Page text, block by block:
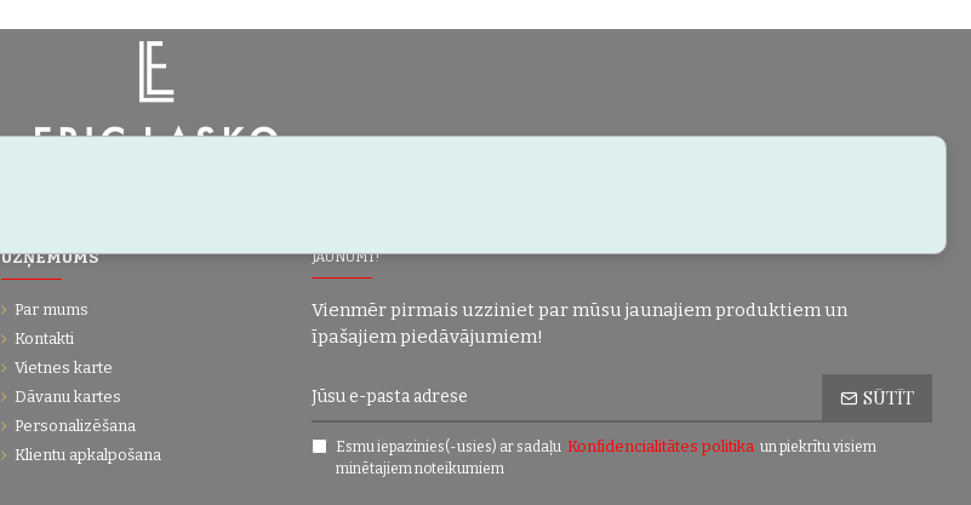
UZŅĒMUMS
Par mums
Kontakti
Vietnes karte
Dāvanu kartes
Personalizēšana
Klientu apkalpošana
JAUNUMI!
Vienmēr pirmais uzziniet par mūsu jaunajiem produktiem un
īpašajiem piedāvājumiem!
SŪTĪT
Esmu iepazinies(-usies) ar sadaļu Konfidencialitātes politika un piekrītu visiem
minētajiem noteikumiem